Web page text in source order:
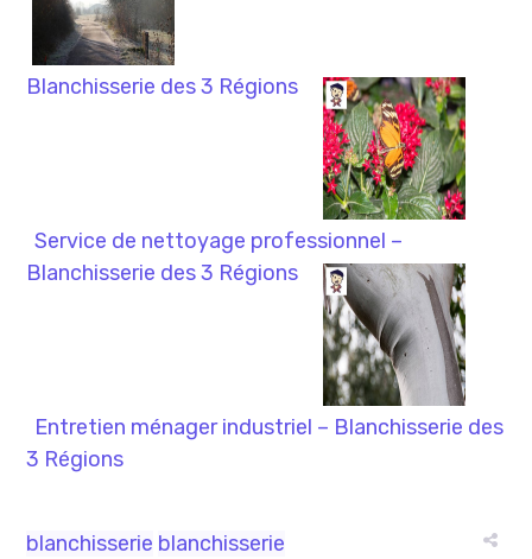
Blanchisserie des 3 Régions
Service de nettoyage professionnel –
Blanchisserie des 3 Régions
Entretien ménager industriel – Blanchisserie des
3 Régions
blanchisserie blanchisserie